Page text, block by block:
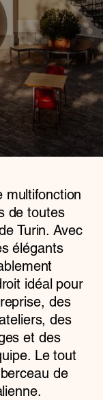
multifonction
de toutes
Turin. Avec
élégants
idéal pour
des
des
et des
Le tout
de